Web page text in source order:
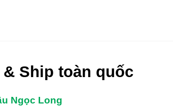
& Ship toàn quốc
Ngọc Long